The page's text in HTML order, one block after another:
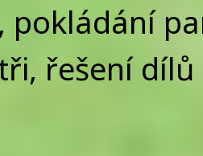
pokládání
řešení